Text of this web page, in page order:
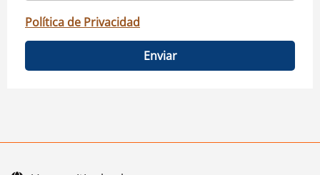
Política de Privacidad
Enviar